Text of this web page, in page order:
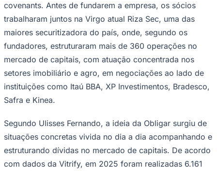
Ceará
O mercado brasileiro de dívida estruturada — que inclui
operações de securitização, CRIs, CRAs, debêntures e
outros instrumentos ligados aos setores imobiliário e
agro — convive com um problema recorrente: o
descumprimento de obrigações contratuais por parte
dos emissores. Cláusulas de covenants, prazos de
cumpridos, o que obriga securitizadoras, fiduciários e
investidores a convocarem assembleias para tratar do
desenquadramento, gerando custos extras, waiver fee e
desgaste entre as partes.